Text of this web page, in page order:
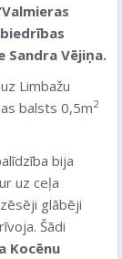
Sandra Vējiņa.
Limbažu
balsts 0,5m2
bija
uz ceļa
glābēji
Šādi
Kocēnu